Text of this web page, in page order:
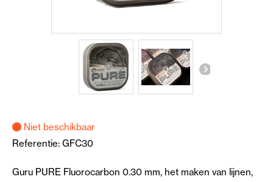
Niet beschikbaar
Referentie: GFC30
Guru PURE Fluorocarbon 0.30 mm, het maken van lijnen,